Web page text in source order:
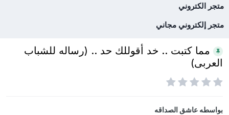
متجر الكتروني
متجر إلكتروني مجاني
مما كتبت .. خد أقوللك حد .. (رساله للشباب
العربى)
بواسطهعاشق الصداقه